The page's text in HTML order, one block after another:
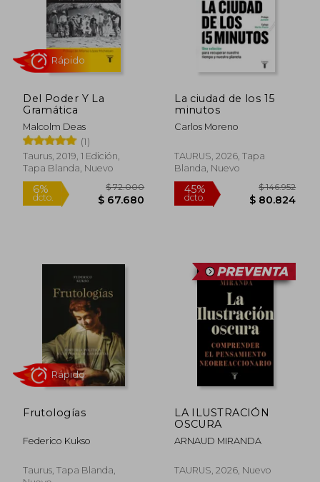
6%
dcto.
$ 85.000
$ 79.900
6%
dcto.
6%
dcto.
$ 35.000
$ 32.900 dcto.
Del Poder Y La
Gramática
Malcolm Deas
(1)
Taurus, 2019, 1 Edición,
Tapa Blanda, Nuevo
La ciudad de los 15
minutos
Carlos Moreno
TAURUS, 2026, Tapa
Blanda, Nuevo
Frutologías
Federico Kukso
Taurus, Tapa Blanda,
LA ILUSTRACIÓN
OSCURA
ARNAUD MIRANDA
TAURUS, 2026, Nuevo